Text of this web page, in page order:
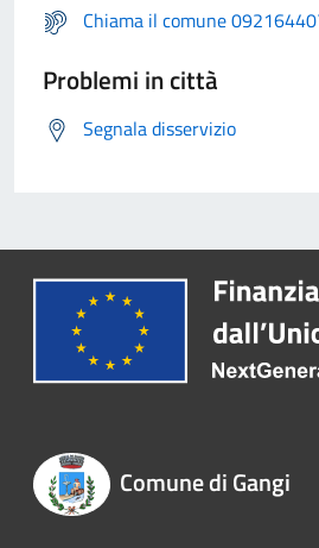
Chiama il comune
Problemi in città
Segnala disservizio
Comune di Gangi